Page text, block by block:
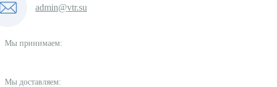
admin@vtr.su
Мы принимаем:
Мы доставляем: